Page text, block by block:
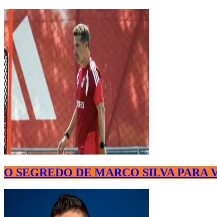
O SEGREDO DE MARCO SILVA PARA